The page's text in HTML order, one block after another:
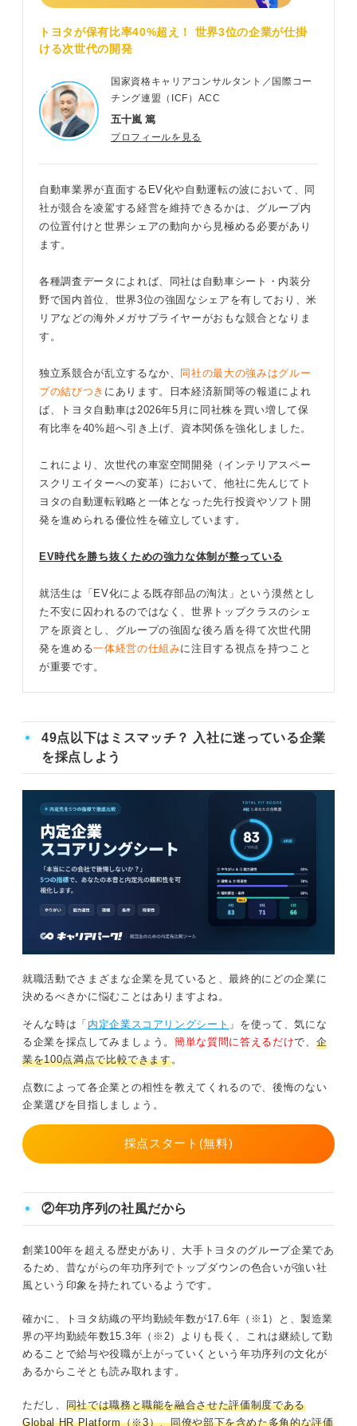
トヨタが保有比率40%超え！ 世界3位の企業が仕掛
ける次世代の開発
国家資格キャリアコンサルタント／国際コー
チング連盟（ICF）ACC
五十嵐 篤
プロフィールを見る
自動車業界が直面するEV化や自動運転の波において、同
社が競合を凌駕する経営を維持できるかは、グループ内
の位置付けと世界シェアの動向から見極める必要があり
ます。
各種調査データによれば、同社は自動車シート・内装分
野で国内首位、世界3位の強固なシェアを有しており、米
リアなどの海外メガサプライヤーがおもな競合となりま
す。
独立系競合が乱立するなか、
同社の最大の強みはグルー
プの結びつき にあります。日本経済新聞等の報道によれ
ば、トヨタ自動車は2026年5月に同社株を買い増して保
有比率を40%超へ引き上げ、資本関係を強化しました。
これにより、次世代の車室空間開発（インテリアスペー
スクリエイターへの変革）において、他社に先んじてト
ヨタの自動運転戦略と一体となった先行投資やソフト開
発を進められる優位性を確立しています。
EV時代を勝ち抜くための強力な体制が整っている
就活生は「EV化による既存部品の淘汰」という漠然とし
た不安に囚われるのではなく、世界トップクラスのシェ
アを原資とし、グループの強固な後ろ盾を得て次世代開
発を進める一体経営の仕組みに注目する視点を持つこと
が重要です。
49点以下はミスマッチ？ 入社に迷っている企業
を採点しよう
就職活動でさまざまな企業を見ていると、最終的にどの企業に
決めるべきかに悩むことはありますよね。
そんな時は「 内定企業スコアリングシート 」を使って、気にな
る企業を採点してみましょう。簡単な質問に答えるだけで、 企
業を100点満点で比較できます。
点数によって各企業との相性を教えてくれるので、後悔のない
企業選びを目指しましょう。
採点スタート(無料)
②年功序列の社風だから
創業100年を超える歴史があり、大手トヨタのグループ企業であ
るため、昔ながらの年功序列でトップダウンの色合いが強い社
風という印象を持たれているようです。
確かに、トヨタ紡織の平均勤続年数が17.6年（※1）と、製造業
界の平均勤続年数15.3年（※2）よりも長く、これは継続して勤
めることで給与や役職が上がっていくという年功序列の文化が
あるからこそとも読み取れます。
ただし、 同社では職務と職能を融合させた評価制度である
Global HR Platform（※3）、同僚や部下を含めた多角的な評価